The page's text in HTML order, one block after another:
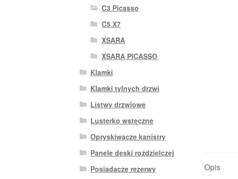
Opis
C3 Picasso
C5 X7
XSARA
XSARA PICASSO
Klamki
Klamki tylnych drzwi
Listwy drzwiowe
Lusterko wsteczne
Opryskiwacze kanistry
Panele deski rozdzielczej
Posiadacze rezerwy